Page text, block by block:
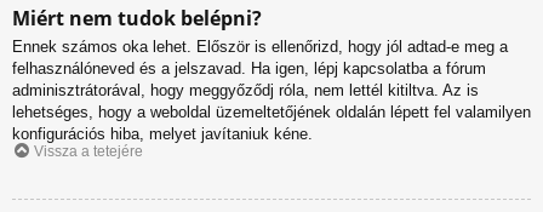
Miért nem tudok belépni?
Ennek számos oka lehet. Először is ellenőrizd, hogy jól adtad-e meg a
felhasználóneved és a jelszavad. Ha igen, lépj kapcsolatba a fórum
adminisztrátorával, hogy meggyőződj róla, nem lettél kitiltva. Az is
lehetséges, hogy a weboldal üzemeltetőjének oldalán lépett fel valamilyen
konfigurációs hiba, melyet javítaniuk kéne.
Vissza a tetejére